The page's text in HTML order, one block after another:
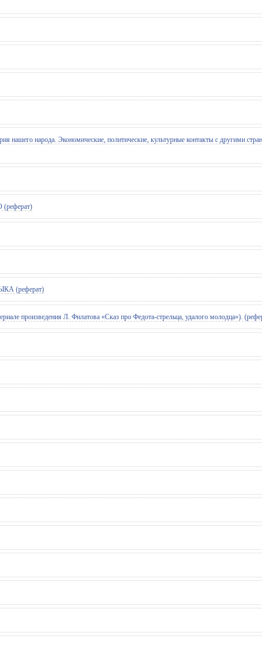
нашего народа. Экономические, политические, культурные контакты с другими
(реферат)
произведения Л. Филатова «Сказ про Федота-стрельца, удалого молодца»).